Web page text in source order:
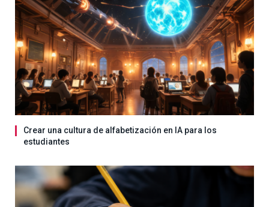
Crear una cultura de alfabetización en IA para los
estudiantes